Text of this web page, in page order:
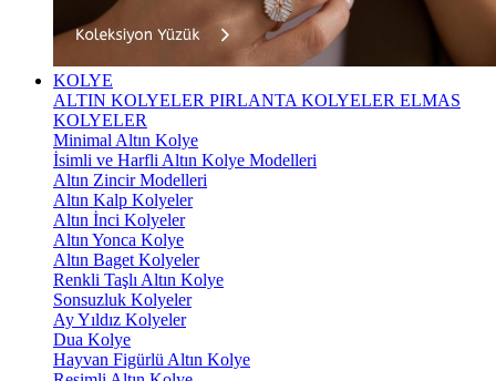
KOLYE
ALTIN KOLYELER PIRLANTA KOLYELER ELMAS
KOLYELER
Minimal Altın Kolye
İsimli ve Harfli Altın Kolye Modelleri
Altın Zincir Modelleri
Altın Kalp Kolyeler
Altın İnci Kolyeler
Altın Yonca Kolye
Altın Baget Kolyeler
Renkli Taşlı Altın Kolye
Sonsuzluk Kolyeler
Ay Yıldız Kolyeler
Dua Kolye
Hayvan Figürlü Altın Kolye